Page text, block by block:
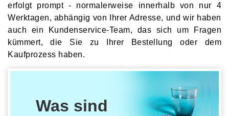
erfolgt prompt - normalerweise innerhalb von nur 4
Werktagen, abhängig von Ihrer Adresse, und wir haben
auch ein Kundenservice-Team, das sich um Fragen
kümmert, die Sie zu Ihrer Bestellung oder dem
Kaufprozess haben.
Was sind